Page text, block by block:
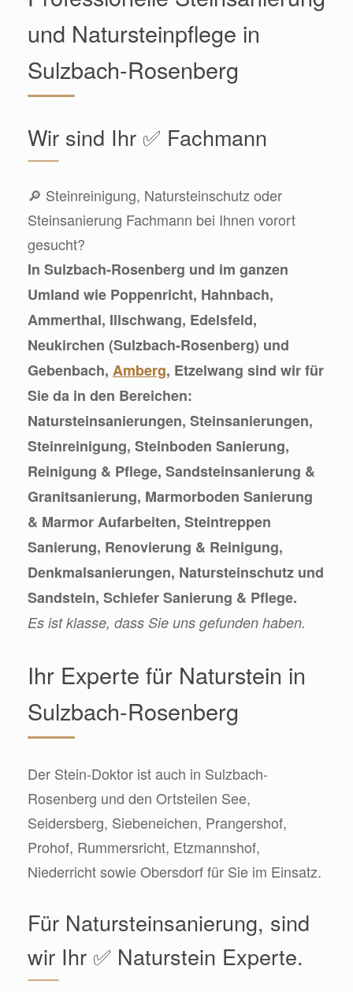
und Natursteinpflege in
Sulzbach-Rosenberg
Wir sind Ihr ✅ Fachmann
🔎 Steinreinigung, Natursteinschutz oder
Steinsanierung Fachmann bei Ihnen vorort
gesucht?
In Sulzbach-Rosenberg und im ganzen
Umland wie Poppenricht, Hahnbach,
Ammerthal, Illschwang, Edelsfeld,
Neukirchen (Sulzbach-Rosenberg) und
Gebenbach, Amberg, Etzelwang sind wir für
Sie da in den Bereichen:
Natursteinsanierungen, Steinsanierungen,
Steinreinigung, Steinboden Sanierung,
Reinigung & Pflege, Sandsteinsanierung &
Granitsanierung, Marmorboden Sanierung
& Marmor Aufarbeiten, Steintreppen
Sanierung, Renovierung & Reinigung,
Denkmalsanierungen, Natursteinschutz und
Sandstein, Schiefer Sanierung & Pflege.
Es ist klasse, dass Sie uns gefunden haben.
Ihr Experte für Naturstein in
Sulzbach-Rosenberg
Der Stein-Doktor ist auch in Sulzbach-
Rosenberg und den Ortsteilen See,
Seidersberg, Siebeneichen, Prangershof,
Prohof, Rummersricht, Etzmannshof,
Niederricht sowie Obersdorf für Sie im Einsatz.
Für Natursteinsanierung, sind
wir Ihr ✅ Naturstein Experte.